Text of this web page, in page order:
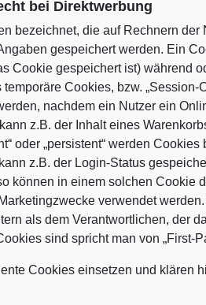
bei Direktwerbung
bezeichnet, die auf Rechnern
gespeichert werden. Ein
Cookie gespeichert ist) während
Cookies, bzw. „Session-
nachdem ein Nutzer ein
z.B. der Inhalt eines
oder „persistent“ werden
z.B. der Login-Status
können in einem solchen Cookie
verwendet
als dem Verantwortlichen, der
sind spricht man von „First-
Cookies einsetzen und klären